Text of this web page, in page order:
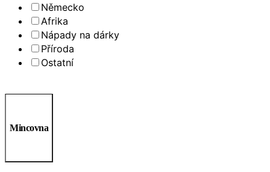
Německo
Afrika
Nápady na dárky
Příroda
Ostatní
Mincovna